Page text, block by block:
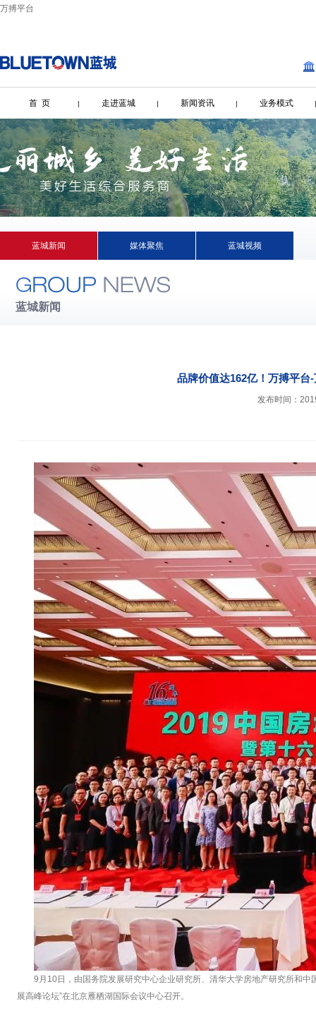
万搏平台
首 页 走进蓝城 新闻资讯 业务模式
蓝城新闻 媒体聚焦 蓝城视频
蓝城新闻
品牌价值达162亿！万搏平台
发布时间：
9月10日，由国务院发展研究中心企业研究所、清华大学房地产研究所和
展高峰论坛”在北京雁栖湖国际会议中心召开。